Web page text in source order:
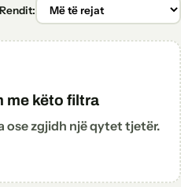
Rendit:
me këto filtra
ose zgjidh një qytet tjetër.